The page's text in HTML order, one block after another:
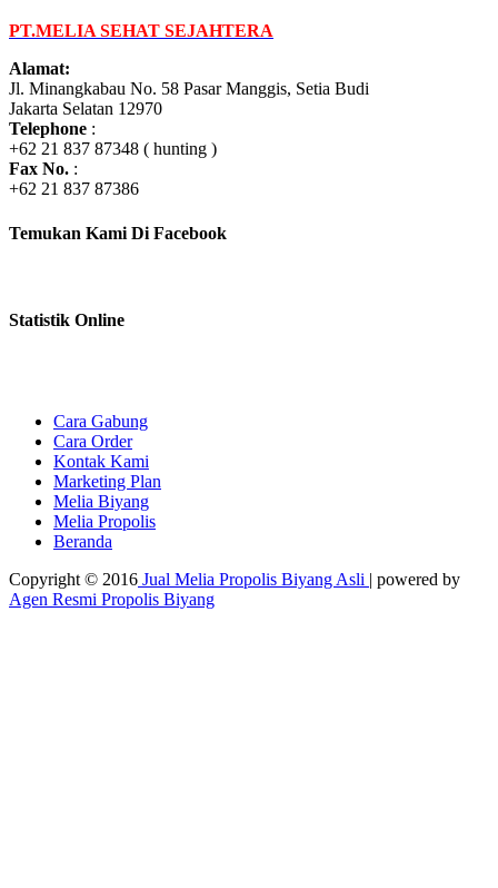
PT.MELIA SEHAT SEJAHTERA
Alamat:
Jl. Minangkabau No. 58 Pasar Manggis, Setia Budi
Jakarta Selatan 12970
Telephone :
+62 21 837 87348 ( hunting )
Fax No. :
+62 21 837 87386
Temukan Kami Di Facebook
Statistik Online
Cara Gabung
Cara Order
Kontak Kami
Marketing Plan
Melia Biyang
Melia Propolis
Beranda
Copyright © 2016 Jual Melia Propolis Biyang Asli | powered by
Agen Resmi Propolis Biyang